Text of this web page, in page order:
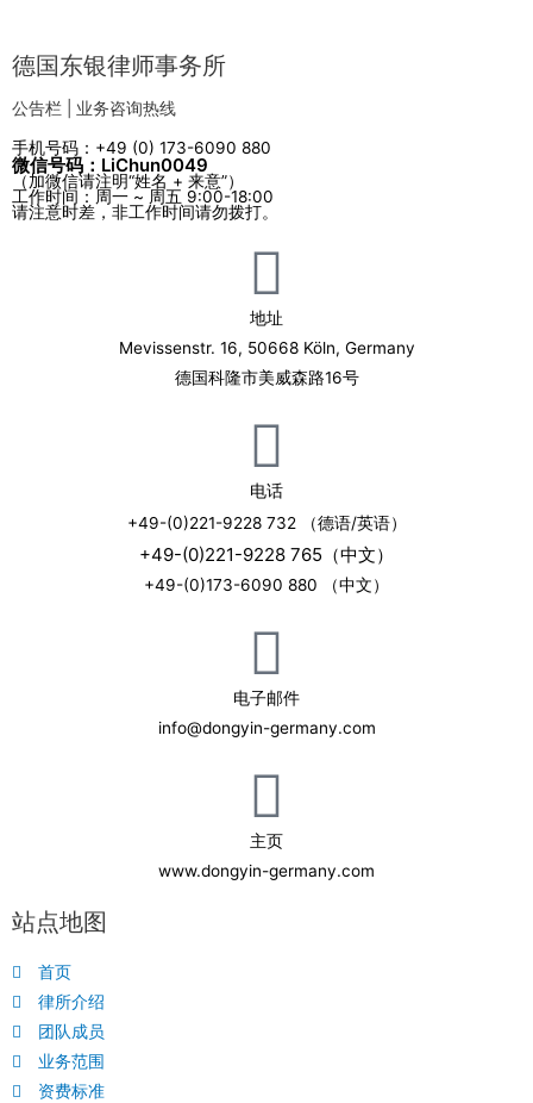
德国东银律师事务所
公告栏 | 业务咨询热线
手机号码：+49 (0) 173-6090 880
微信号码：LiChun0049
（加微信请注明“姓名 + 来意”）
工作时间：周一 ~ 周五 9:00-18:00
请注意时差，非工作时间请勿拨打。
地址
Mevissenstr. 16, 50668 Köln, Germany
德国科隆市美威森路16号
电话
+49-(0)221-9228 732 （德语/英语）
+49-(0)221-9228 765（中文）
+49-(0)173-6090 880 （中文）
电子邮件
info@dongyin-germany.com
主页
www.dongyin-germany.com
站点地图
首页
律所介绍
团队成员
业务范围
资费标准